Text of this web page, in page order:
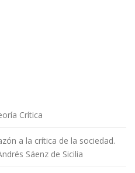
Crítica
a la crítica de la sociedad.
Sáenz de Sicilia